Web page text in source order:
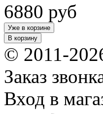
6880 руб
Уже в корзине
В корзину
© 2011-
Заказ
Вход в